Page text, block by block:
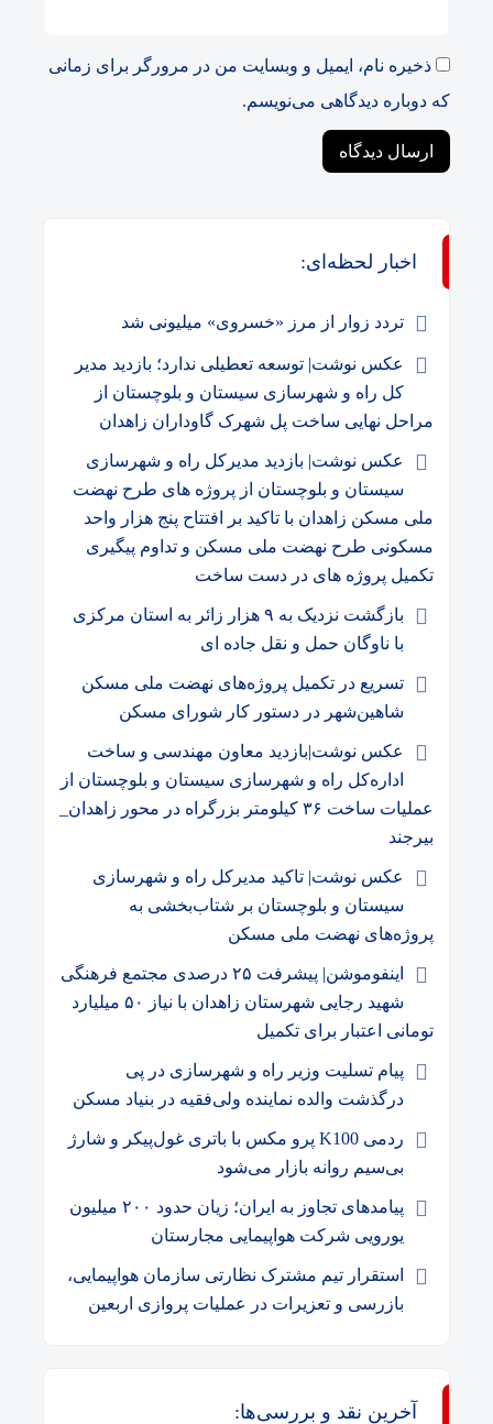
ذخیره نام، ایمیل و وبسایت من در مرورگر برای زمانی
که دوباره دیدگاهی می‌نویسم.
اخبار لحظه‌ای:
️تردد زوار از مرز «خسروی» میلیونی شد
عکس نوشت| توسعه تعطیلی ندارد؛ بازدید مدیر
کل راه و شهرسازی سیستان و بلوچستان از
مراحل نهایی ساخت پل شهرک گاوداران زاهدان
عکس نوشت| بازدید مدیرکل راه و شهرسازی
سیستان و بلوچستان از پروژه های طرح نهضت
ملی مسکن زاهدان با تاکید بر افتتاح پنج هزار واحد
مسکونی طرح نهضت ملی مسکن و تداوم پیگیری
تکمیل پروژه های در دست ساخت
بازگشت نزدیک به ۹ هزار زائر به استان مرکزی
با ناوگان حمل و نقل جاده ای
تسریع در تکمیل پروژه‌های نهضت ملی مسکن
شاهین‌شهر در دستور کار شورای مسکن
عکس نوشت|بازدید معاون مهندسی و ساخت
اداره‌کل راه و شهرسازی سیستان و بلوچستان از
عملیات ساخت ۳۶ کیلومتر بزرگراه در محور زاهدان_
بیرجند
عکس نوشت| تاکید مدیرکل راه و شهرسازی
سیستان و بلوچستان بر شتاب‌بخشی به
پروژه‌های نهضت ملی مسکن
اینفوموشن| پیشرفت ۲۵ درصدی مجتمع فرهنگی
شهید رجایی شهرستان زاهدان با نیاز ۵۰ میلیارد
تومانی اعتبار برای تکمیل
پیام تسلیت وزیر راه و شهرسازی در پی
درگذشت والده نماینده ولی‌فقیه در بنیاد مسکن
ردمی K100 پرو مکس با باتری غول‌پیکر و شارژ
بی‌سیم روانه بازار می‌شود
پیامدهای تجاوز به ایران؛ زیان حدود ۲۰۰ میلیون
یورویی شرکت هواپیمایی مجارستان
استقرار تیم مشترک نظارتی سازمان هواپیمایی،
بازرسی و تعزیرات در عملیات پروازی اربعین
آخرین نقد و بررسی‌ها: